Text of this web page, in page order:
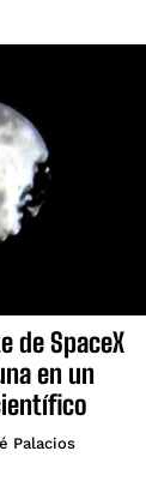
de SpaceX
en un
Palacios